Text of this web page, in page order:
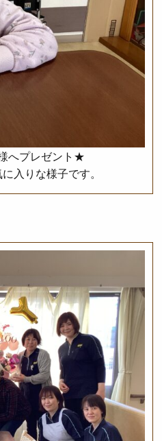
へプレゼント★
入りな様子です。